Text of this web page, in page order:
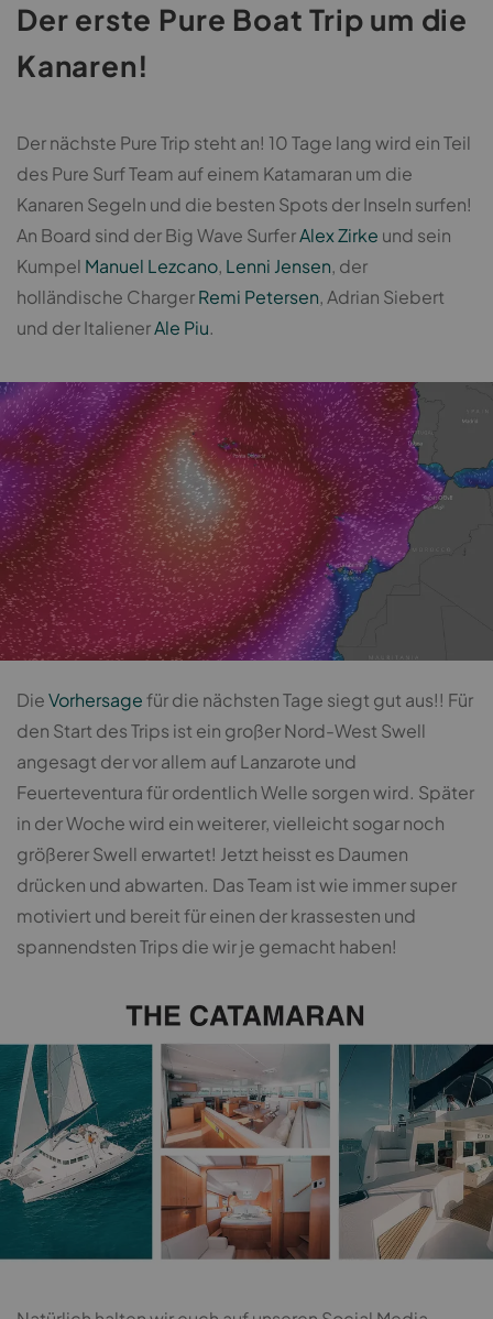
Der erste Pure Boat Trip um die
Kanaren!
Der nächste Pure Trip steht an! 10 Tage lang wird ein Teil
des Pure Surf Team auf einem Katamaran um die
Kanaren Segeln und die besten Spots der Inseln surfen!
An Board sind der Big Wave SurferAlex Zirke und sein
Kumpel Manuel Lezcano, Lenni Jensen, der
holländische ChargerRemi Petersen, Adrian Siebert
und der ItalienerAle Piu.
DieVorhersagefür die nächsten Tage siegt gut aus!! Für
den Start des Trips ist ein großer Nord-West Swell
angesagt der vor allem auf Lanzarote und
Feuerteventura für ordentlich Welle sorgen wird. Später
in der Woche wird ein weiterer, vielleicht sogar noch
größerer Swell erwartet! Jetzt heisst es Daumen
drücken und abwarten. Das Team ist wie immer super
motiviert und bereit für einen der krassesten und
spannendsten Trips die wir je gemacht haben!